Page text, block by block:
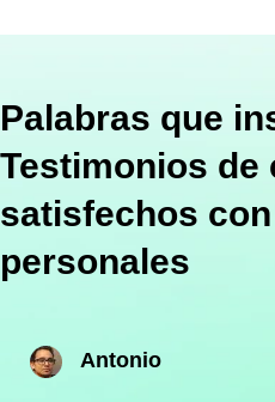
Palabras que
Testimonios de
satisfechos
personales
Antonio